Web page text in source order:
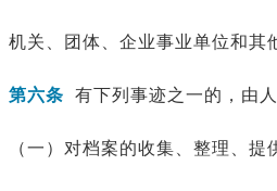
机关、团体、企业事业单位和其
第六条 有下列事迹之一的，由
（一）对档案的收集、整理、提